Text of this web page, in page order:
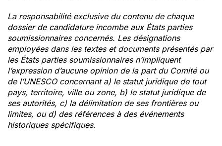
La responsabilité exclusive du contenu de chaque
dossier de candidature incombe aux États parties
soumissionnaires concernés. Les désignations
employées dans les textes et documents présentés par
les États parties soumissionnaires n’impliquent
l’expression d’aucune opinion de la part du Comité ou
de l’UNESCO concernant a) le statut juridique de tout
pays, territoire, ville ou zone, b) le statut juridique de
ses autorités, c) la délimitation de ses frontières ou
limites, ou d) des références à des événements
historiques spécifiques.